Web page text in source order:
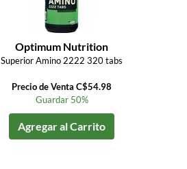
Optimum Nutrition
Superior Amino 2222 320 tabs
Precio de Venta C$54.98
Guardar 50%
Agregar al Carrito